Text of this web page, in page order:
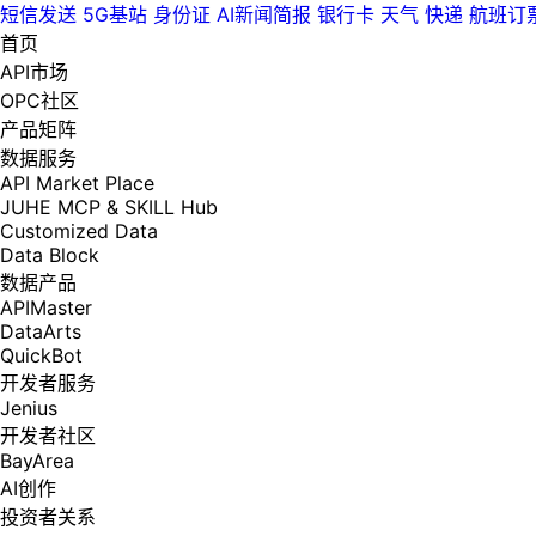
短信发送 5G基站 身份证 AI新闻简报 银行卡 天气 快递 航班订
首页
API市场
OPC社区
产品矩阵
数据服务
API Market Place
JUHE MCP & SKILL Hub
Customized Data
Data Block
数据产品
APIMaster
DataArts
QuickBot
开发者服务
Jenius
开发者社区
BayArea
AI创作
投资者关系